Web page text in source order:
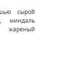
сырой
миндаль